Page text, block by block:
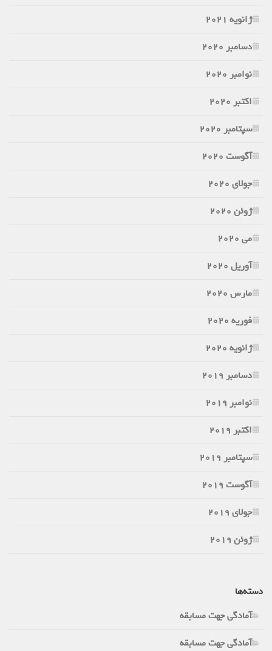
ژانویه 2021
دسامبر 2020
نوامبر 2020
اکتبر 2020
سپتامبر 2020
آگوست 2020
جولای 2020
ژوئن 2020
می 2020
آوریل 2020
مارس 2020
فوریه 2020
ژانویه 2020
دسامبر 2019
نوامبر 2019
اکتبر 2019
سپتامبر 2019
آگوست 2019
جولای 2019
ژوئن 2019
دسته‌ها
آمادگی جهت مسابقه
آمادگی جهت مسابقه